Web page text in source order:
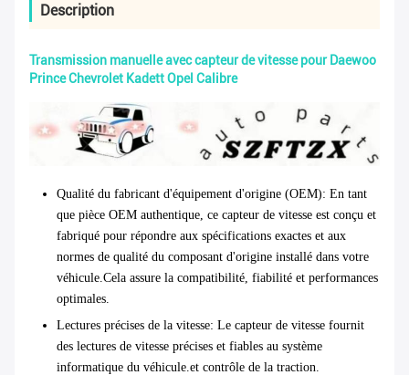
Description
Transmission manuelle avec capteur de vitesse pour Daewoo
Prince Chevrolet Kadett Opel Calibre
Qualité du fabricant d'équipement d'origine (OEM): En tant
que pièce OEM authentique, ce capteur de vitesse est conçu et
fabriqué pour répondre aux spécifications exactes et aux
normes de qualité du composant d'origine installé dans votre
véhicule.Cela assure la compatibilité, fiabilité et performances
optimales.
Lectures précises de la vitesse: Le capteur de vitesse fournit
des lectures de vitesse précises et fiables au système
informatique du véhicule.et contrôle de la traction.